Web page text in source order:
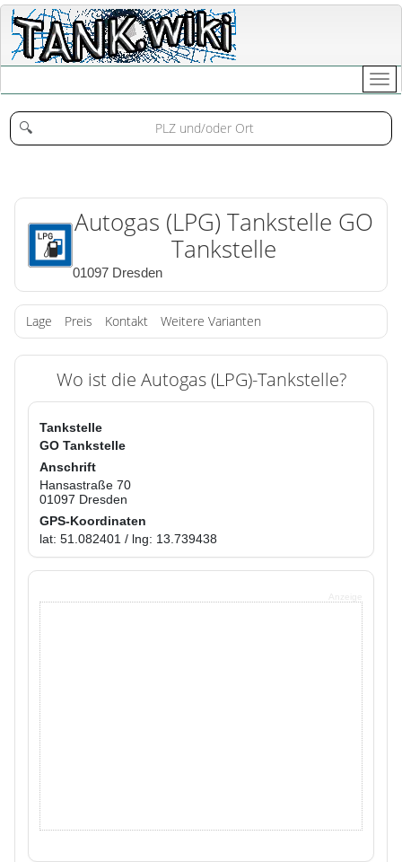
🔍
Autogas (LPG) Tankstelle GO
Tankstelle
01097 Dresden
Lage Preis Kontakt Weitere Varianten
Wo ist die Autogas (LPG)-Tankstelle?
Tankstelle
GO Tankstelle
Anschrift
Hansastraße 70
01097 Dresden
GPS-Koordinaten
lat: 51.082401 / lng: 13.739438